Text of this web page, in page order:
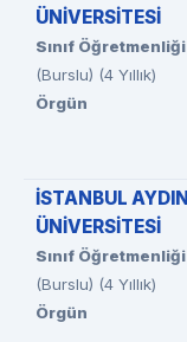
ÜNİVERSİTESİ
Sınıf Öğretmenliği
(Burslu) (4 Yıllık)
Örgün
İSTANBUL AYDIN
ÜNİVERSİTESİ
Sınıf Öğretmenliği
(Burslu) (4 Yıllık)
Örgün